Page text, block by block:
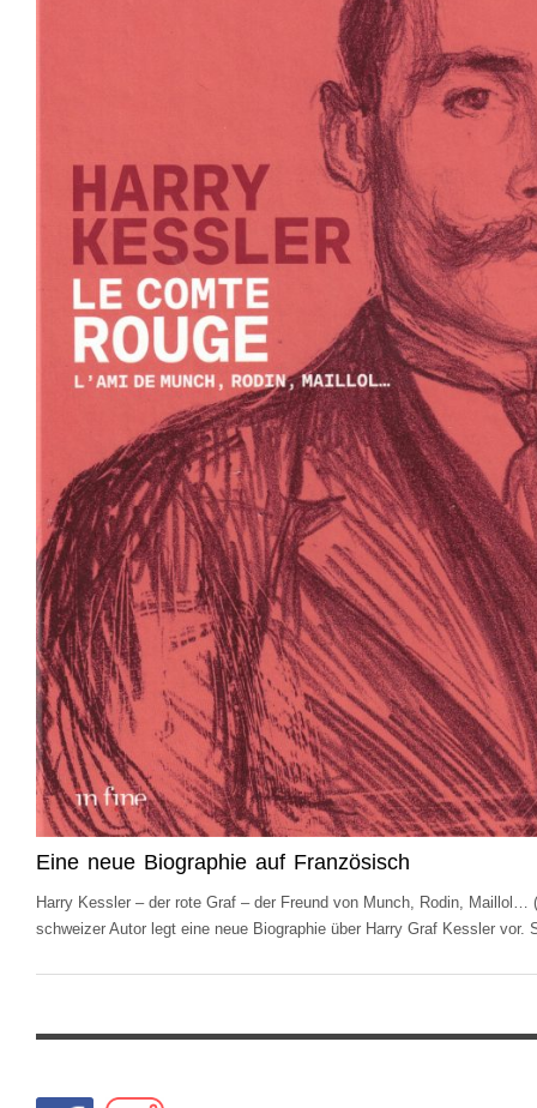
Eine neue Biographie auf Französisch
Harry Kessler – der rote Graf – der Freund von Munch, Rodin,
schweizer Autor legt eine neue Biographie über Harry Graf Kessler vor.